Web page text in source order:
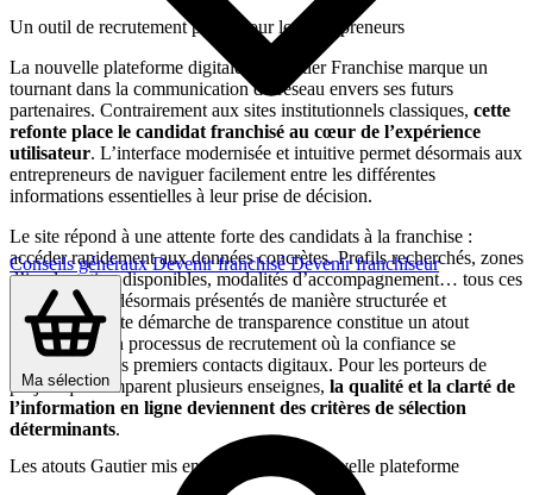
Conseils générauxDevenir franchiséDevenir franchiseur
Ma sélection
Un outil de recrutement pensé pour les entrepreneurs
La nouvelle plateforme digitale de Gautier Franchise marque un
tournant dans la communication du réseau envers ses futurs
partenaires. Contrairement aux sites institutionnels classiques, cette
refonte place le candidat franchisé au cœur de l’expérience
utilisateur. L’interface modernisée et intuitive permet désormais aux
entrepreneurs de naviguer facilement entre les différentes
informations essentielles à leur prise de décision.
Le site répond à une attente forte des candidats à la franchise :
accéder rapidement aux données concrètes. Profils recherchés, zones
d’implantation disponibles, modalités d’accompagnement… tous ces
éléments sont désormais présentés de manière structurée et
accessible. Cette démarche de transparence constitue un atout
majeur dans un processus de recrutement où la confiance se
construit dès les premiers contacts digitaux. Pour les porteurs de
projets qui comparent plusieurs enseignes, la qualité et la clarté de
l’information en ligne deviennent des critères de sélection
déterminants.
Les atouts Gautier mis en lumière sur la nouvelle plateforme